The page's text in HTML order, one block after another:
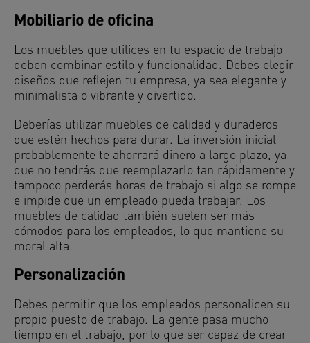
Mobiliario de oficina
Los muebles que utilices en tu espacio de trabajo
deben combinar estilo y funcionalidad. Debes elegir
diseños que reflejen tu empresa, ya sea elegante y
minimalista o vibrante y divertido.
Deberías utilizar muebles de calidad y duraderos
que estén hechos para durar. La inversión inicial
probablemente te ahorrará dinero a largo plazo, ya
que no tendrás que reemplazarlo tan rápidamente y
tampoco perderás horas de trabajo si algo se rompe
e impide que un empleado pueda trabajar. Los
muebles de calidad también suelen ser más
cómodos para los empleados, lo que mantiene su
moral alta.
Personalización
Debes permitir que los empleados personalicen su
propio puesto de trabajo. La gente pasa mucho
tiempo en el trabajo, por lo que ser capaz de crear